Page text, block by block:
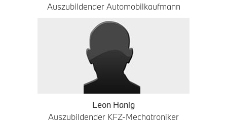
Auszubildender Automobilkaufmann
Leon Hanig
Auszubildender KFZ-Mechatroniker